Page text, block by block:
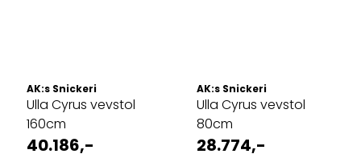
AK:s Snickeri
Ulla Cyrus vevstol
160cm
40.186,-
AK:s Snickeri
Ulla Cyrus vevstol
80cm
28.774,-